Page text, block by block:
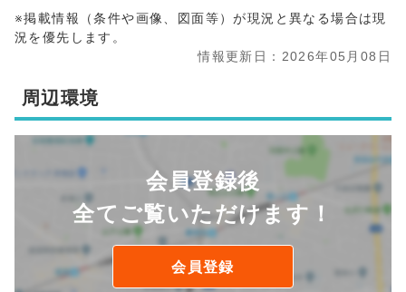
※掲載情報（条件や画像、図面等）が現況と異なる場合は現
況を優先します。
情報更新日：2026年05月08日
周辺環境
会員登録後
全てご覧いただけます！
会員登録